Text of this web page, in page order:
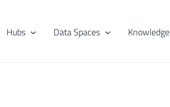
Hubs Data Spaces Knowledge